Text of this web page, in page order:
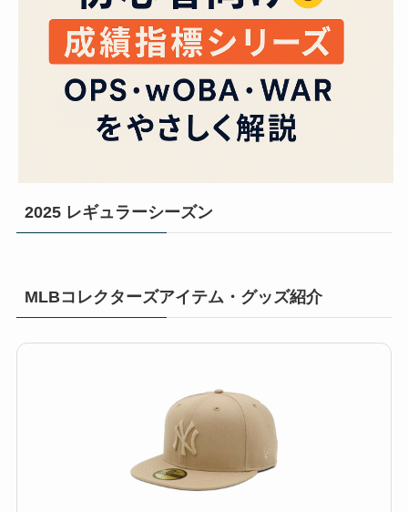
2025 レギュラーシーズン
MLBコレクターズアイテム・グッズ紹介